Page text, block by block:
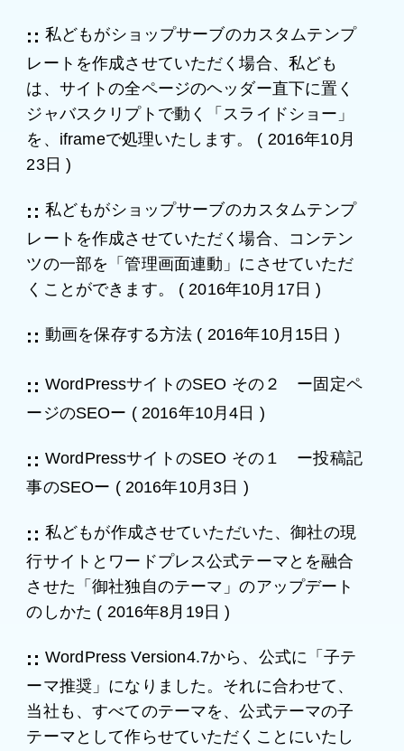
私どもがショップサーブのカスタムテンプ
レートを作成させていただく場合、私ども
は、サイトの全ページのヘッダー直下に置く
ジャバスクリプトで動く「スライドショー」
を、iframeで処理いたします。
( 2016年10月
23日 )
私どもがショップサーブのカスタムテンプ
レートを作成させていただく場合、コンテン
ツの一部を「管理画面連動」にさせていただ
くことができます。
(2016年10月17日 )
動画を保存する方法 ( 2016年10月15日 )
WordPressサイトのSEO その２ ー固定ペ
ージのSEOー ( 2016年10月4日 )
WordPressサイトのSEO その１ ー投稿記
事のSEOー ( 2016年10月3日 )
私どもが作成させていただいた、御社の現
行サイトとワードプレス公式テーマとを融合
させた「御社独自のテーマ」のアップデート
のしかた ( 2016年8月19日 )
WordPress Version4.7から、公式に「子テ
ーマ推奨」になりました。それに合わせて、
当社も、すべてのテーマを、公式テーマの子
テーマとして作らせていただくことにいたし